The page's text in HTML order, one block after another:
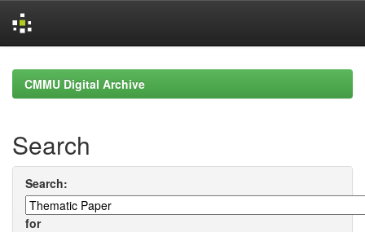
navigationCMMU Digital Archive
Search
Search:
for